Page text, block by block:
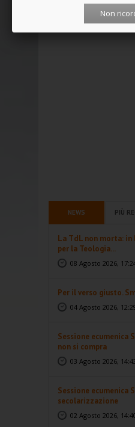
NEWS PIÙ
La TdL non morta: in
per la Teologia...
08 Agosto 2026,
Per il verso giusto.
04 Agosto 2026,
Sessione ecumenica
non si compra
03 Agosto 2026,
Sessione ecumenica
secolarizzazione
02 Agosto 2026,
Non